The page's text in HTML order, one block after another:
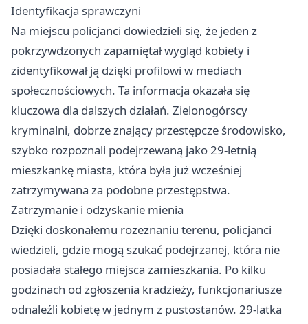
Identyfikacja sprawczyni
Na miejscu policjanci dowiedzieli się, że jeden z
pokrzywdzonych zapamiętał wygląd kobiety i
zidentyfikował ją dzięki profilowi w mediach
społecznościowych. Ta informacja okazała się
kluczowa dla dalszych działań. Zielonogórscy
kryminalni, dobrze znający przestępcze środowisko,
szybko rozpoznali podejrzewaną jako 29-letnią
mieszkankę miasta, która była już wcześniej
zatrzymywana za podobne przestępstwa.
Zatrzymanie i odzyskanie mienia
Dzięki doskonałemu rozeznaniu terenu, policjanci
wiedzieli, gdzie mogą szukać podejrzanej, która nie
posiadała stałego miejsca zamieszkania. Po kilku
godzinach od zgłoszenia kradzieży, funkcjonariusze
odnaleźli kobietę w jednym z pustostanów. 29-latka